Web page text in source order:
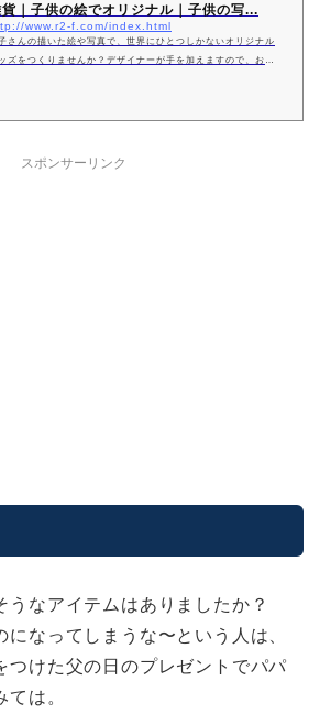
｜子供の絵でオリジナル｜子供の写...
www.r2-f.com/index.html
さんの描いた絵や写真で、世界にひとつしかないオリジナル
ズをつくりませんか？デザイナーが手を加えますので、お店
スポンサーリンク
うなアイテムはありましたか？
なってしまうな〜という人は、
つけた父の日のプレゼントでパパ
は。